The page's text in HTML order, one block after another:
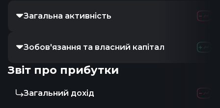
Загальна активність
Зобов'язання та власний капітал
Звіт про прибутки
Загальний дохід